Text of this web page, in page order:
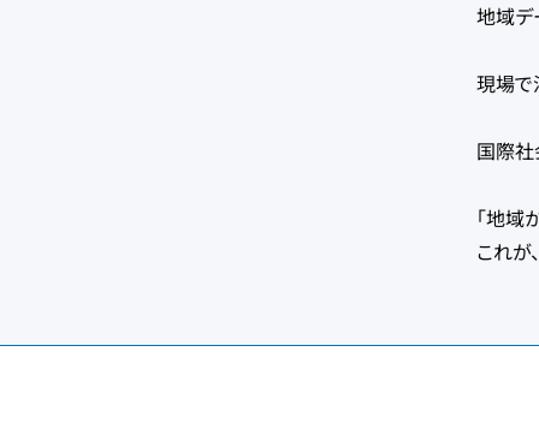
地域デ
現場で
国際
「地域
これが